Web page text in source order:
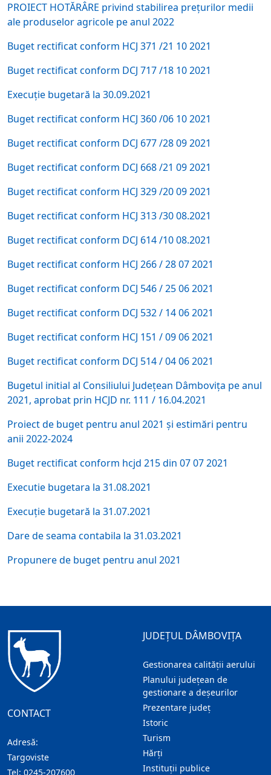
PROIECT HOTĂRÂRE privind stabilirea preţurilor medii
ale produselor agricole pe anul 2022
Buget rectificat conform HCJ 371 /21 10 2021
Buget rectificat conform DCJ 717 /18 10 2021
Execuție bugetară la 30.09.2021
Buget rectificat conform HCJ 360 /06 10 2021
Buget rectificat conform DCJ 677 /28 09 2021
Buget rectificat conform DCJ 668 /21 09 2021
Buget rectificat conform HCJ 329 /20 09 2021
Buget rectificat conform HCJ 313 /30 08.2021
Buget rectificat conform DCJ 614 /10 08.2021
Buget rectificat conform HCJ 266 / 28 07 2021
Buget rectificat conform DCJ 546 / 25 06 2021
Buget rectificat conform DCJ 532 / 14 06 2021
Buget rectificat conform HCJ 151 / 09 06 2021
Buget rectificat conform DCJ 514 / 04 06 2021
Bugetul initial al Consiliului Județean Dâmbovița pe anul
2021, aprobat prin HCJD nr. 111 / 16.04.2021
Proiect de buget pentru anul 2021 și estimări pentru
anii 2022-2024
Buget rectificat conform hcjd 215 din 07 07 2021
Executie bugetara la 31.08.2021
Execuție bugetară la 31.07.2021
Dare de seama contabila la 31.03.2021
Propunere de buget pentru anul 2021
CONTACT
Adresă:
Targoviste
Tel: 0245-207600
JUDEȚUL DÂMBOVIȚA
Gestionarea calității aerului
Planului județean de
gestionare a deșeurilor
Prezentare judeţ
Istoric
Turism
Hărţi
Instituţii publice